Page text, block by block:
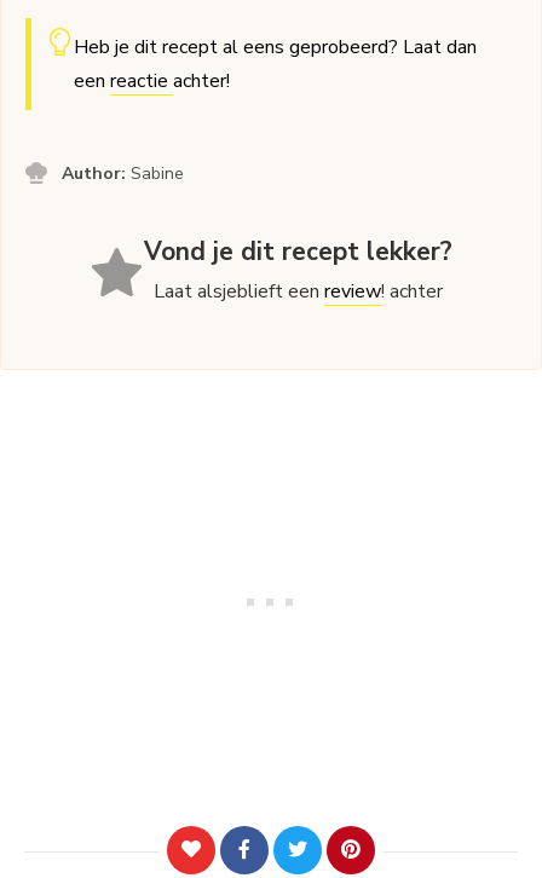
Heb je dit recept al eens geprobeerd? Laat dan
een reactie achter!
Author:Sabine
Vond je dit recept lekker?
Laat alsjeblieft eenreview! achter